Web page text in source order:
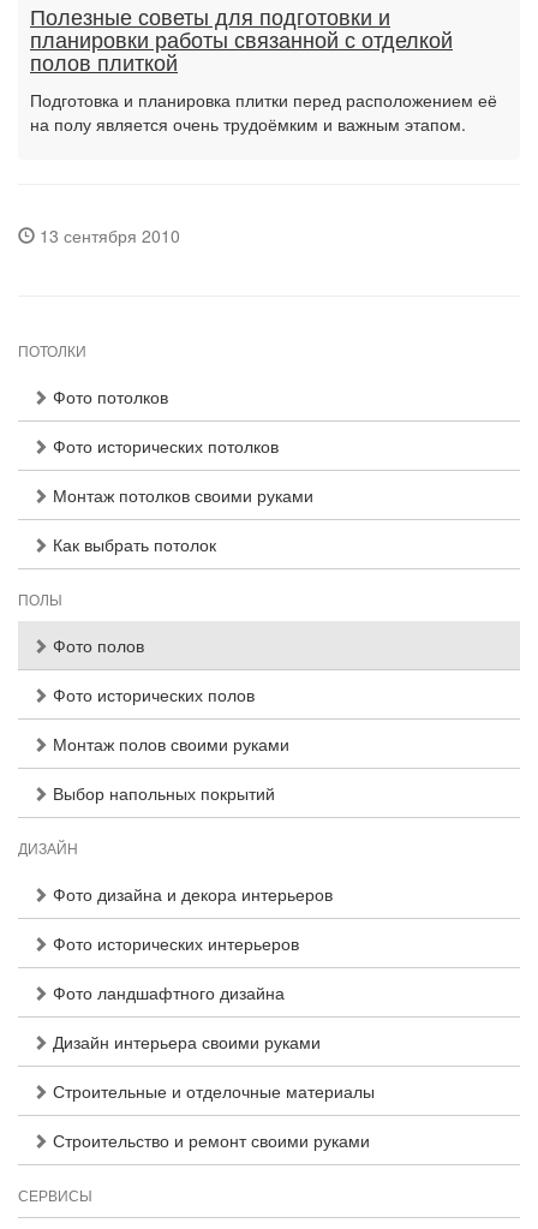
Полезные советы для подготовки и
планировки работы связанной с отделкой
полов плиткой
Подготовка и планировка плитки перед расположением её
на полу является очень трудоёмким и важным этапом.
13 сентября 2010
ПОТОЛКИ
Фото потолков
Фото исторических потолков
Монтаж потолков своими руками
Как выбрать потолок
ПОЛЫ
Фото полов
Фото исторических полов
Монтаж полов своими руками
Выбор напольных покрытий
ДИЗАЙН
Фото дизайна и декора интерьеров
Фото исторических интерьеров
Фото ландшафтного дизайна
Дизайн интерьера своими руками
Строительные и отделочные материалы
Строительство и ремонт своими руками
СЕРВИСЫ